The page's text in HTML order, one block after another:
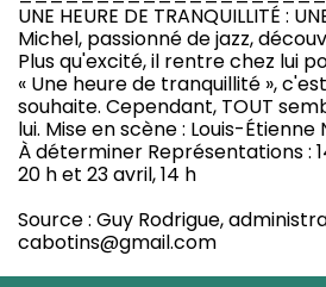
UNE HEURE DE TRANQUILLITÉ :
Michel, passionné de jazz,
Plus qu'excité, il rentre chez lui
« Une heure de tranquillité »,
souhaite. Cependant, TOUT
lui. Mise en scène : Louis-Étienne
À déterminer Représentations :
20 h et 23 avril, 14 h
Source : Guy Rodrigue,
cabotins@gmail.com